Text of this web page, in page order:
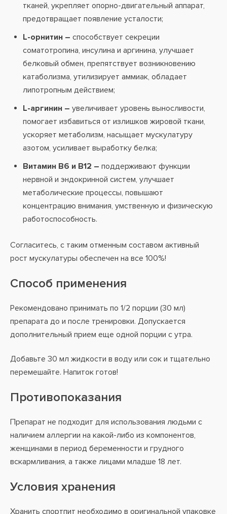
тканей, укрепляет опорно-двигательный аппарат,
предотвращает появление усталости;
L-орнитин – способствует секреции
соматотропина, инсулина и аргинина, улучшает
белковый обмен, препятствует возникновению
катаболизма, утилизирует аммиак, обладает
липотропным действием;
L-аргинин – увеличивает уровень выносливости,
помогает избавиться от излишков жировой ткани,
ускоряет метаболизм, насыщает мускулатуру
азотом, усиливает выработку белка;
Витамин В6 и В12 – поддерживают функции
нервной и эндокринной систем, улучшает
метаболические процессы, повышают
концентрацию внимания, умственную и физическую
работоспособность.
Согласитесь, с таким отменным составом активный
рост мускулатуры обеспечен на все 100%!
Способ применения
Рекомендовано принимать по 1/2 порции (30 мл)
препарата до и после тренировки. Допускается
дополнительный прием еще одной порции с утра.
Добавьте 30 мл жидкости в воду или сок и тщательно
перемешайте. Напиток готов!
Противопоказания
Препарат не подходит для использования людьми с
наличием аллергии на какой-либо из компонентов,
женщинами в период беременности и грудного
вскармливания, а также лицами младше 18 лет.
Условия хранения
Хранить спортпит необходимо в оригинальной упаковке